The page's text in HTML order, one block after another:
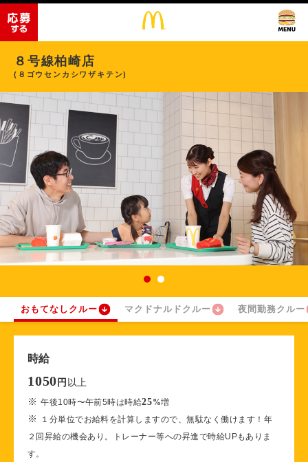
８号線柏崎店
(８ゴウセンカシワザキテン)
おもてなしクルー マクドナルドクルー 夜間勤務クルー
時給
1050 円 以上
※午後10時〜午前5時は時給25%増
※
１分単位でお給料を計算しますので、無駄なく働けます！年
２回昇給の機会あり。トレーナー等への昇進で時給UPもありま
す。